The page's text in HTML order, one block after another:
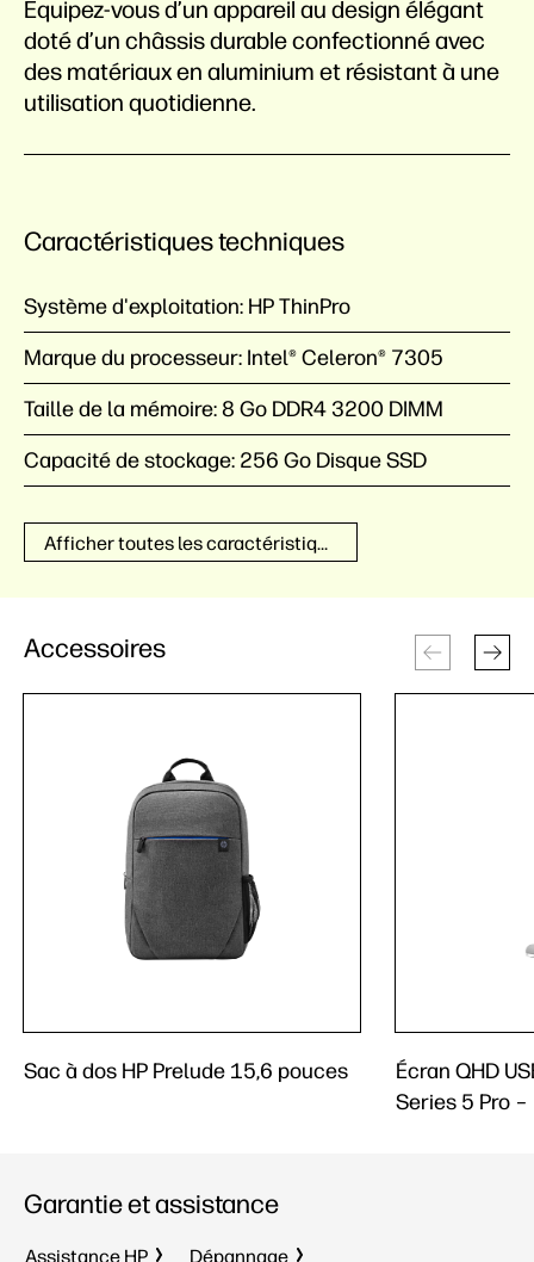
Équipez-vous d’un appareil au design élégant
doté d’un châssis durable confectionné avec
des matériaux en aluminium et résistant à une
utilisation quotidienne.
Caractéristiques techniques
Système d'exploitation: HP ThinPro
Marque du processeur: Intel® Celeron® 7305
Taille de la mémoire:8 Go DDR4 3200 DIMM
Capacité de stockage: 256 Go Disque SSD
Afficher toutes les caractéristiques techniques
Accessoires
Sac à dos HP Prelude 15,6 pouces
Écran QHD
Series 5 Pro
Garantie et assistance
Assistance HP
Dépannage